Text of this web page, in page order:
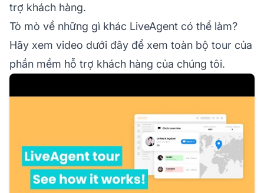
trợ khách hàng.
Tò mò về những gì khác LiveAgent có thể làm?
Hãy xem video dưới đây để xem toàn bộ tour của
phần mềm hỗ trợ khách hàng của chúng tôi.